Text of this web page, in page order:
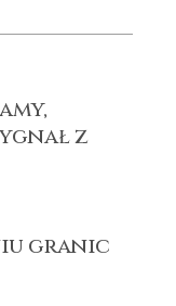
z
granic